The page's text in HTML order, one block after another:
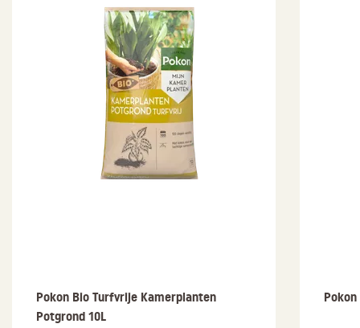
Pokon Bio Turfvrije Kamerplanten
Potgrond 10L